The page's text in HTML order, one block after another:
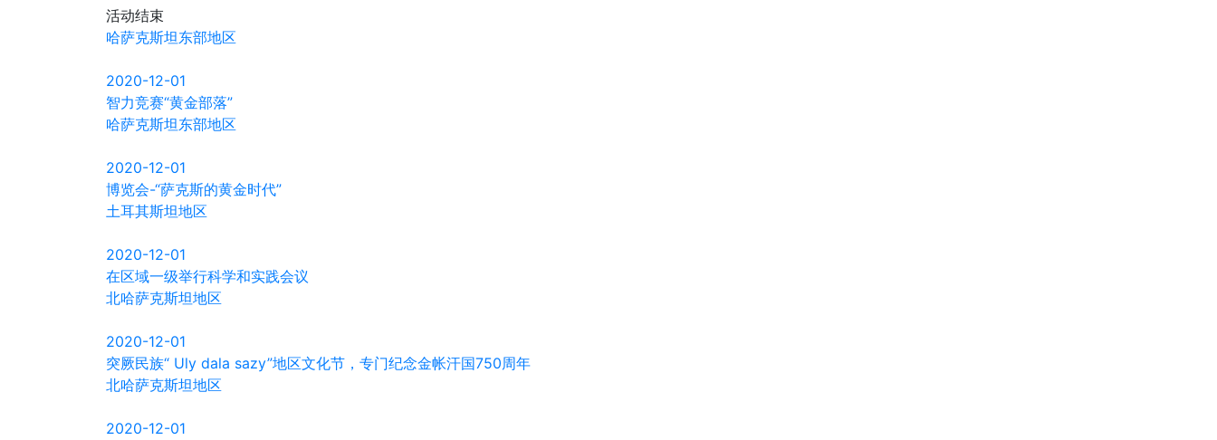
活动结束
哈萨克斯坦东部地区
2020-12-01
智力竞赛“黄金部落”
哈萨克斯坦东部地区
2020-12-01
博览会-“萨克斯的黄金时代”
土耳其斯坦地区
2020-12-01
在区域一级举行科学和实践会议
北哈萨克斯坦地区
2020-12-01
突厥民族“ Uly dala sazy”地区文化节，专门纪念金帐汗国750周年
北哈萨克斯坦地区
2020-12-01